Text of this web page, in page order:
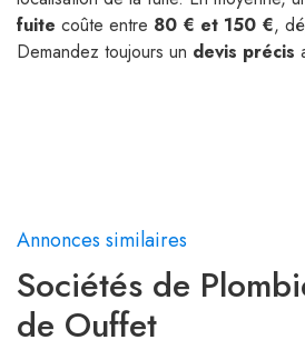
fuite coûte entre 80 € et 150 €,
Demandez toujours un devis précis
Annonces similaires
Sociétés de
de Ouffet